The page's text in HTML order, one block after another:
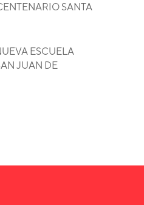
SANTA
ESCUELA
JUAN DE